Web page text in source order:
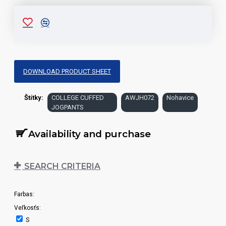
DOWNLOAD PRODUCT SHEET
Štítky:
COLLEGE CUFFED
JOGPANTS
AWJH072 Nohavice
Availability and purchase
SEARCH CRITERIA
Farbas:
Veľkosťs:
S